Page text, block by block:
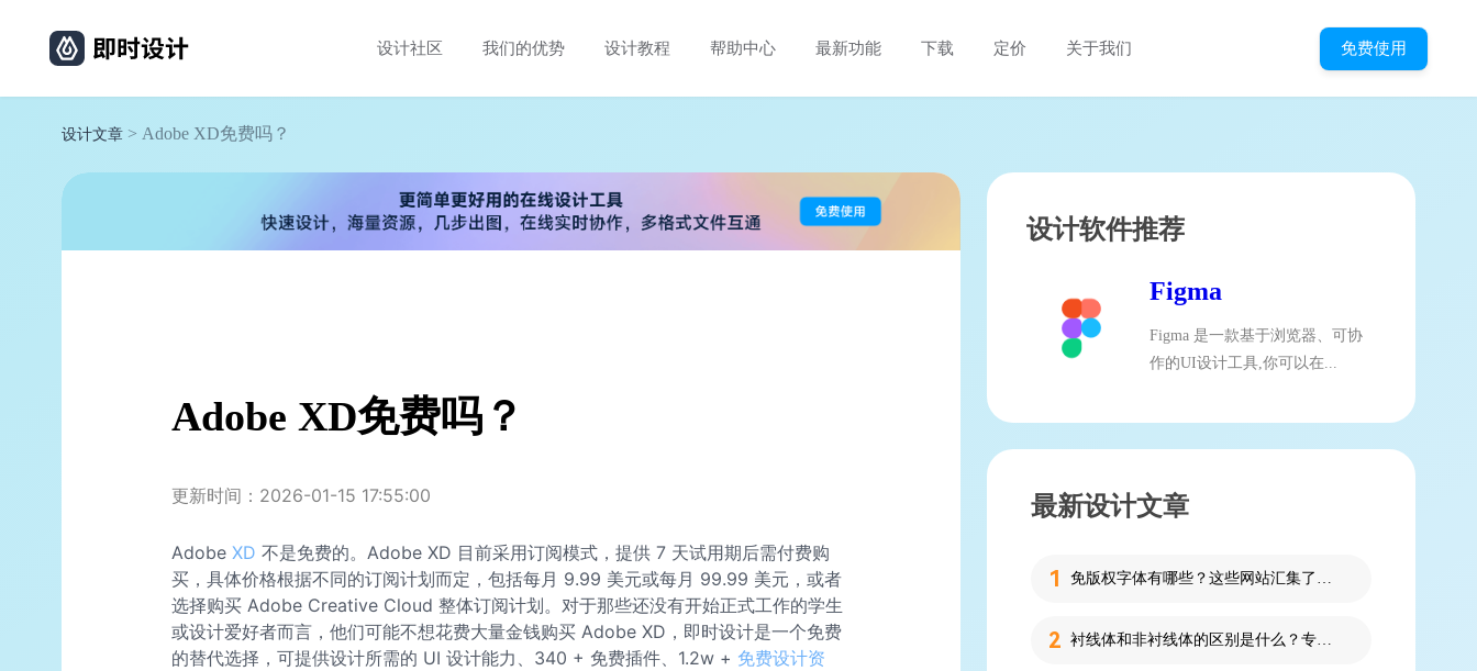
设计社区 我们的优势 设计教程 帮助中心 最新功能 下载 定价 关于我们 免费使用
设计文章 > Adobe XD免费吗？
Adobe XD免费吗？
更新时间：2026-01-15 17:55:00
Adobe XD 不是免费的。Adobe XD 目前采用订阅模式，提供 7 天试用期后需付费购
买，具体价格根据不同的订阅计划而定，包括每月 9.99 美元或每月 99.99 美元，或者
选择购买 Adobe Creative Cloud 整体订阅计划。对于那些还没有开始正式工作的学生
或设计爱好者而言，他们可能不想花费大量金钱购买 Adobe XD，即时设计是一个免费
的替代选择，可提供设计所需的 UI 设计能力、340 + 免费插件、1.2w + 免费设计资
设计软件推荐
Figma
Figma 是一款基于浏览器、可协
作的UI设计工具,你可以在...
最新设计文章
免版权字体有哪些？这些网站汇集了近百款免版权字体！
衬线体和非衬线体的区别是什么？专为设计新人解答！